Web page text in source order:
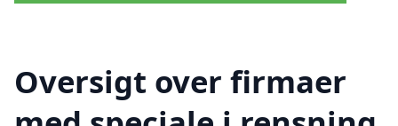
Oversigt over firmaer